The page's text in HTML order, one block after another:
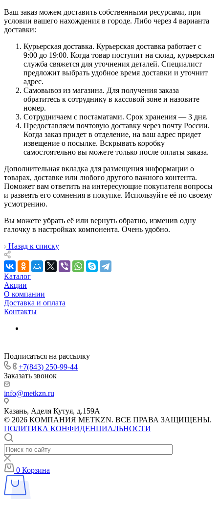
Ваш заказ можем доставить собственными ресурсами, при
условии вашего нахождения в городе. Либо через 4 варианта
доставки:
Курьерская доставка. Курьерская доставка работает с
9:00 до 19:00. Когда товар поступит на склад, курьерская
служба свяжется для уточнения деталей. Специалист
предложит выбрать удобное время доставки и уточнит
адрес.
Самовывоз из магазина. Для получения заказа
обратитесь к сотруднику в кассовой зоне и назовите
номер.
Сотрудничаем с постаматами. Срок хранения — 3 дня.
Предоставляем почтовую доставку через почту России.
Когда заказ придет в отделение, на ваш адрес придет
извещение о посылке. Вскрывать коробку
самостоятельно вы можете только после оплаты заказа.
Дополнительная вкладка для размещения информации о
товарах, доставке или любого другого важного контента.
Поможет вам ответить на интересующие покупателя вопросы
и развеять его сомнения в покупке. Используйте её по своему
усмотрению.
Вы можете убрать её или вернуть обратно, изменив одну
галочку в настройках компонента. Очень удобно.
Назад к списку
Каталог
Акции
О компании
Доставка и оплата
Контакты
Подписаться на рассылку
+7(843) 250-99-44
Заказать звонок
info@metkzn.ru
Казань, Аделя Кутуя, д.159А
© 2026 КОМПАНИЯ METKZN. ВСЕ ПРАВА ЗАЩИЩЕНЫ.
ПОЛИТИКА КОНФИДЕНЦИАЛЬНОСТИ
0 Корзина